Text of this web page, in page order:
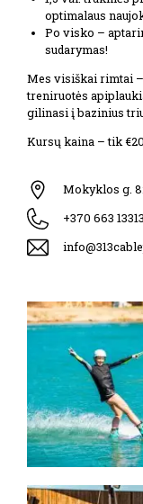
optimalaus
Po visko –
sudarymas!
Mes visiškai rimtai
treniruotės
gilinasi į bazinius
Kursų kaina – tik
Mokyklos g.
+370 663 13313